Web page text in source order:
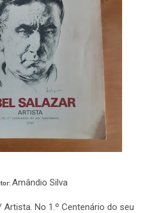
Amândio Silva
Artista. No 1.º Centenário do seu